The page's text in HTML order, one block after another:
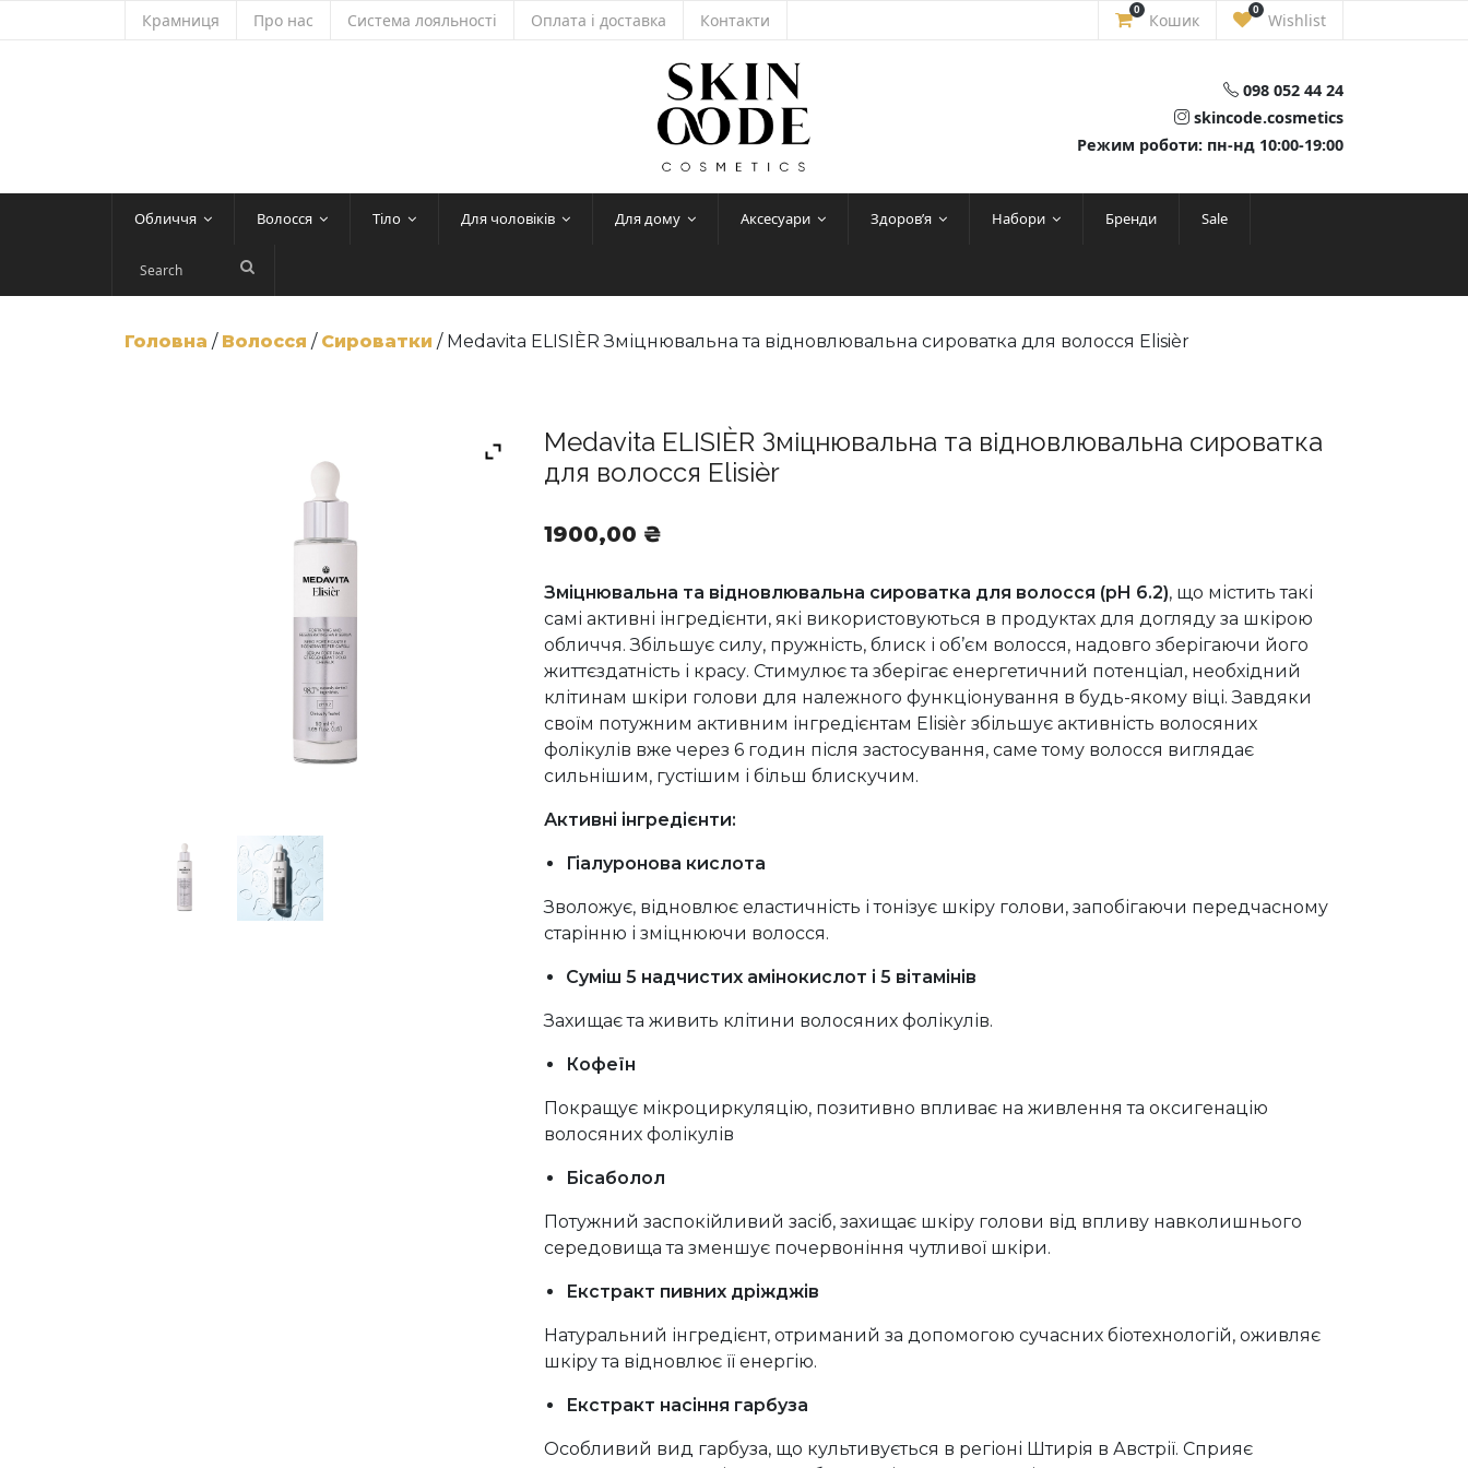
Крамниця Про нас Система лояльності Оплата і доставка Контакти
0
Кошик
0
Wishlist
098 052 44 24
skincode.cosmetics
Режим роботи: пн-нд 10:00-19:00
Обличчя Волосся Тіло Для чоловіків Для дому Аксесуари Здоров’я Набори Бренди Sale
Головна / Волосся / Сироватки / Medavita ELISIÈR Зміцнювальна та відновлювальна сироватка для волосся Elisièr
Medavita ELISIÈR Зміцнювальна та відновлювальна сироватка
для волосся Elisièr
1900,00 ₴
Зміцнювальна та відновлювальна сироватка для волосся (pH 6.2), що містить такі
самі активні інгредієнти, які використовуються в продуктах для догляду за шкірою
обличчя. Збільшує силу, пружність, блиск і об’єм волосся, надовго зберігаючи його
життєздатність і красу. Стимулює та зберігає енергетичний потенціал, необхідний
клітинам шкіри голови для належного функціонування в будь-якому віці. Завдяки
своїм потужним активним інгредієнтам Elisièr збільшує активність волосяних
фолікулів вже через 6 годин після застосування, саме тому волосся виглядає
сильнішим, густішим і більш блискучим.
Активні інгредієнти:
Гіалуронова кислота
Зволожує, відновлює еластичність і тонізує шкіру голови, запобігаючи передчасному
старінню і зміцнюючи волосся.
Суміш 5 надчистих амінокислот і 5 вітамінів
Захищає та живить клітини волосяних фолікулів.
Кофеїн
Покращує мікроциркуляцію, позитивно впливає на живлення та оксигенацію
волосяних фолікулів
Бісаболол
Потужний заспокійливий засіб, захищає шкіру голови від впливу навколишнього
середовища та зменшує почервоніння чутливої шкіри.
Екстракт пивних дріжджів
Натуральний інгредієнт, отриманий за допомогою сучасних біотехнологій, оживляє
шкіру та відновлює її енергію.
Екстракт насіння гарбуза
Особливий вид гарбуза, що культивується в регіоні Штирія в Австрії. Сприяє